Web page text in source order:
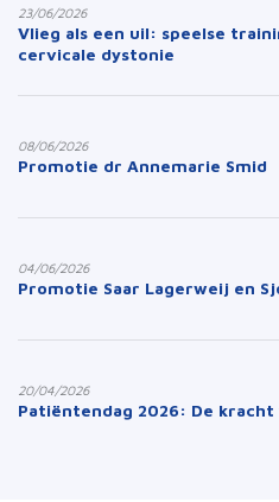
23/06/2026
Vlieg als een uil: speelse
cervicale dystonie
08/06/2026
Promotie dr Annemarie Smid
04/06/2026
Promotie Saar Lagerweij en
20/04/2026
Patiëntendag 2026: De